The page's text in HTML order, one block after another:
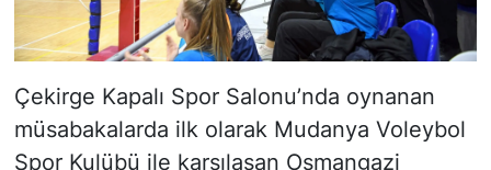
Çekirge Kapalı Spor Salonu’nda oynanan
müsabakalarda ilk olarak Mudanya Voleybol
Spor Kulübü ile karşılaşan Osmangazi